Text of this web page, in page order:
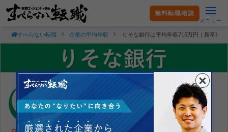
無料転職相談
メニュー
すべらない転職 企業の平均年収 りそな銀行は平均年収715万円｜新卒初